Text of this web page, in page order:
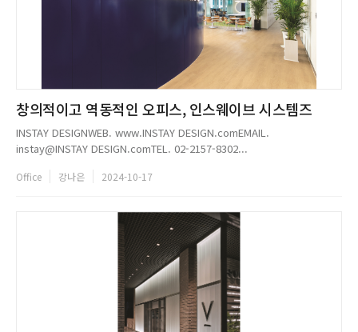
창의적이고 역동적인 오피스, 인스웨이브 시스템즈
INSTAY DESIGNWEB. www.INSTAY DESIGN.comEMAIL.
instay@INSTAY DESIGN.comTEL. 02-2157-8302...
Office 강나은 2024-10-17